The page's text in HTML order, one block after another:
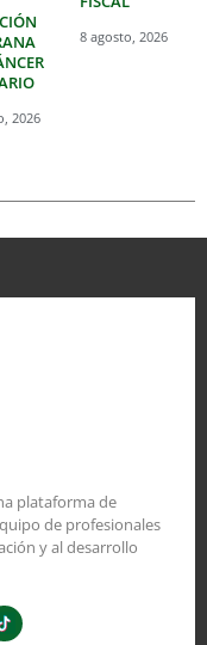
2026
8 agosto, 2026
plataforma de
de profesionales
y al desarrollo